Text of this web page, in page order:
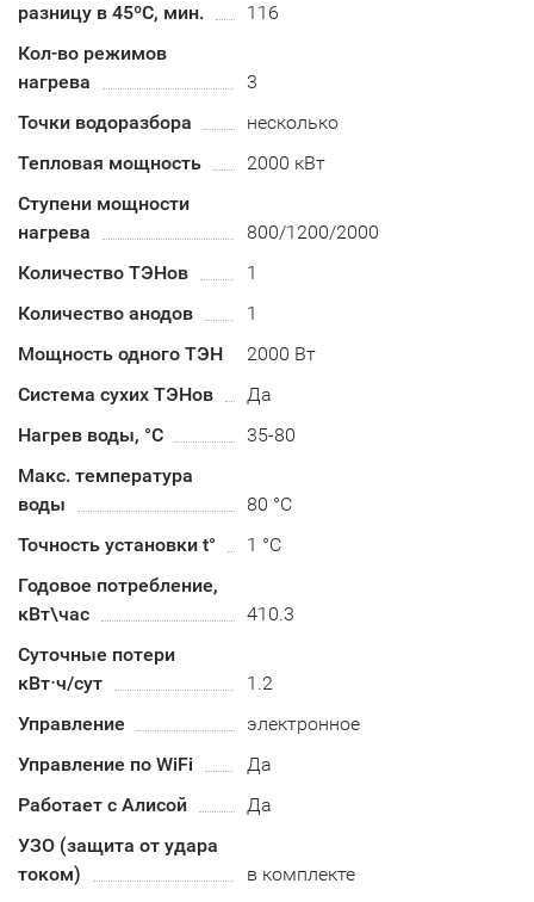
разницу в 45ºС, мин.
116
Кол-во режимов
нагрева
3
Точки водоразбора
несколько
Тепловая мощность
2000 кВт
Ступени мощности
нагрева
800/1200/2000
Количество ТЭНов
1
Количество анодов
1
Мощность одного ТЭН
2000 Вт
Система сухих ТЭНов
Да
Нагрев воды, °С
35-80
Макс. температура
воды
80 °С
Точность установки t°
1 °C
Годовое потребление,
кВт\час
410.3
Суточные потери
кВт⋅ч/сут
1.2
Управление
электронное
Управление по WiFi
Да
Работает с Алисой
Да
УЗО (защита от удара
током)
в комплекте